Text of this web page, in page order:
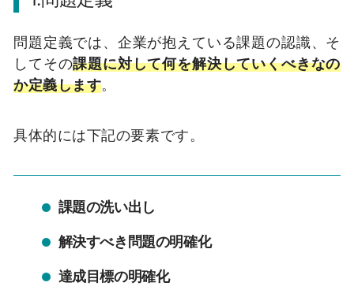
問題定義では、企業が抱えている課題の認識、そ
してその課題に対して何を解決していくべきなの
か定義します。
具体的には下記の要素です。
課題の洗い出し
解決すべき問題の明確化
達成目標の明確化